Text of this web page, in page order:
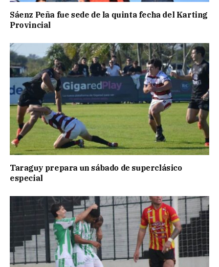
Sáenz Peña fue sede de la quinta fecha del Karting
Provincial
Taraguy prepara un sábado de superclásico
especial